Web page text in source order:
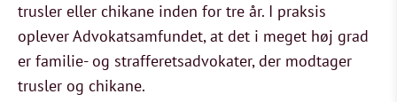
trusler eller chikane inden for tre år. I praksis
oplever Advokatsamfundet, at det i meget høj grad
er familie- og strafferetsadvokater, der modtager
trusler og chikane.